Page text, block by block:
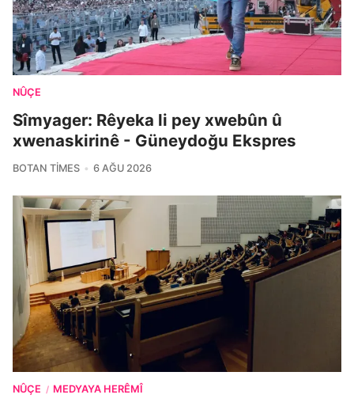
NÛÇE
Sîmyager: Rêyeka li pey xwebûn û
xwenaskirinê - Güneydoğu Ekspres
BOTAN TIMES 6 AĞU 2026
NÛÇE / MEDYAYA HERÊMÎ